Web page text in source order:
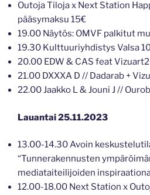
Outoja Tiloja x Next Station
pääsymaksu 15€
19.00 Näytös: OMVF palkitut
19.30 Kulttuuriyhdistys Valsa
20.00 EDW & CAS feat
21.00 DXXXA D // Dadarab +
22.00 Jaakko L & Jouni J //
Lauantai 25.11.2023
13.00-14.30 Avoin
“Tunnerakennusten
mediataiteilijoiden
12.00-18.00 Next Station x